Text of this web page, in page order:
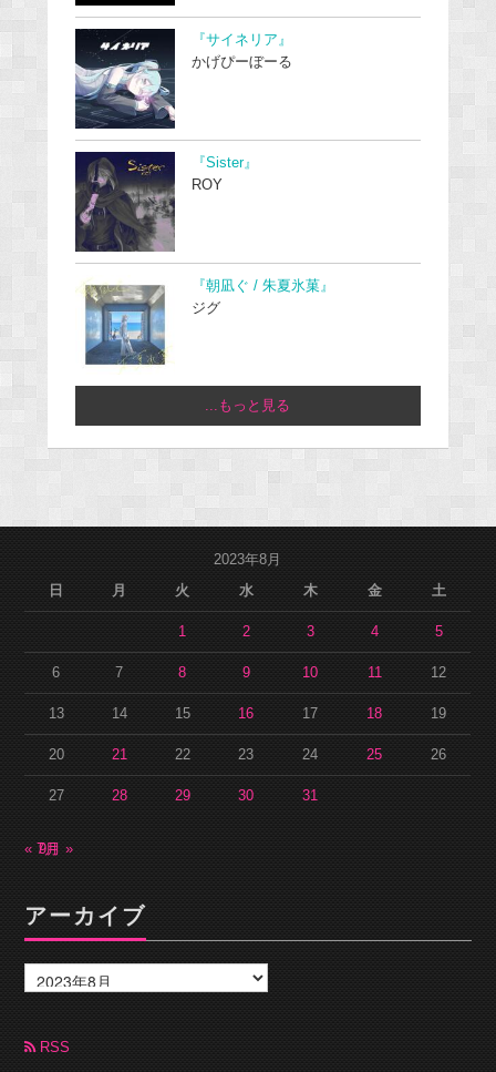
『サイネリア』
かげぴーぼーる
『Sister』
ROY
『朝凪ぐ / 朱夏氷菓』
ジグ
...もっと見る
2023年8月
日
月 火 水 木 金 土
1 2 3 4 5
6 7 8 9 10 11 12
13 14 15 16 17 18 19
20 21 22 23 24 25 26
27 28 29 30 31
« 7月9月 »
アーカイブ
ー
カ
ブRSS